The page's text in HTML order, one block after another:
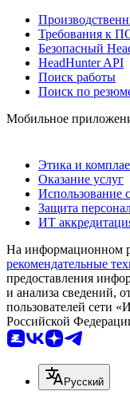
Требования к
Безопасный
HeadHunter API
Поиск работы
Поиск по
Мобильное
Этика и
Оказание услуг
Использование
Защита
ИТ
На информационном
рекомендательные
предоставления
и анализа сведений,
пользователей сети
Российской
Русский